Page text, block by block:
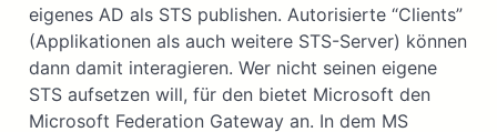
eigenes AD als STS publishen. Autorisierte “Clients”
(Applikationen als auch weitere STS-Server) können
dann damit interagieren. Wer nicht seinen eigene
STS aufsetzen will, für den bietet Microsoft den
Microsoft Federation Gateway an. In dem MS